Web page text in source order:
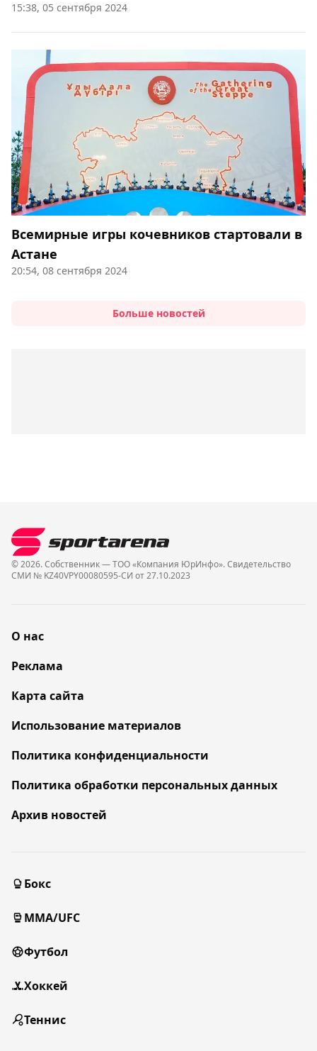
15:38, 05 сентября 2024
Всемирные игры кочевников стартовали в
Астане
20:54, 08 сентября 2024
Больше новостей
© 2026. Собственник — ТОО «Компания ЮрИнфо». Cвидетельство
СМИ № KZ40VPY00080595-СИ от 27.10.2023
О нас
Реклама
Карта сайта
Использование материалов
Политика конфиденциальности
Политика обработки персональных данных
Архив новостей
Бокс
MMA/UFC
Футбол
Хоккей
Теннис